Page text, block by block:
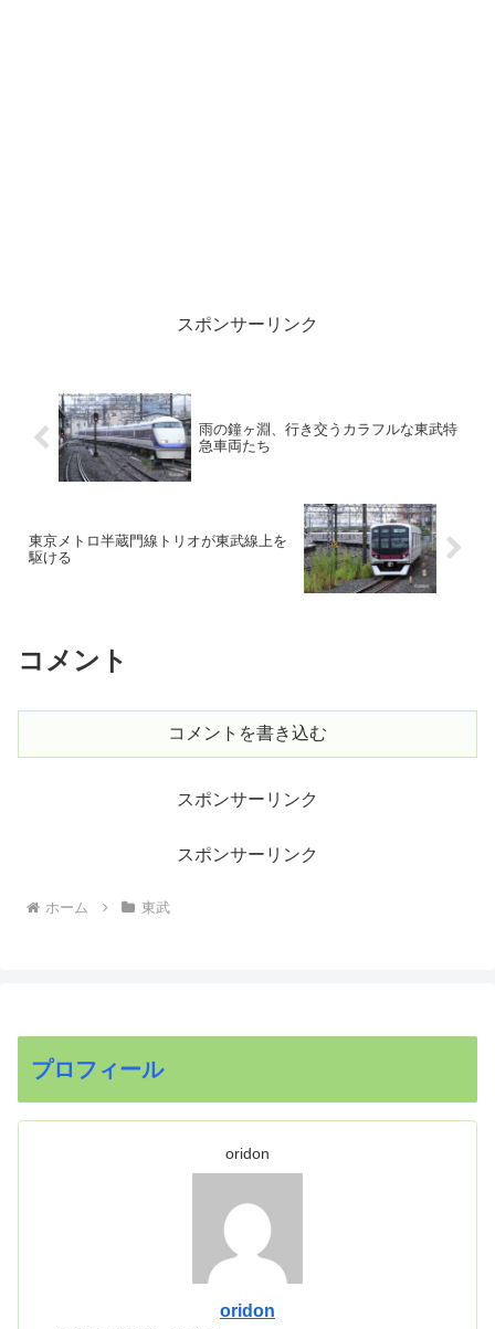
スポンサーリンク
雨の鐘ヶ淵、行き交うカラフルな東武特
急車両たち
東京メトロ半蔵門線トリオが東武線上を
駆ける
コメント
コメントを書き込む
スポンサーリンク
スポンサーリンク
ホーム 東武
プロフィール
oridon
oridon